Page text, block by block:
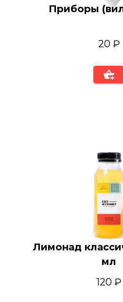
Приборы
20 ₽
Лимонад
мл
120 ₽